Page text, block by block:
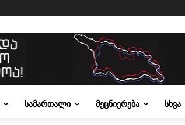
ᲡᲐᲛᲐᲠᲗᲐᲚᲘ ᲛᲔᲪᲜᲘᲔᲠᲔᲑᲐ ᲡᲮᲕᲐ